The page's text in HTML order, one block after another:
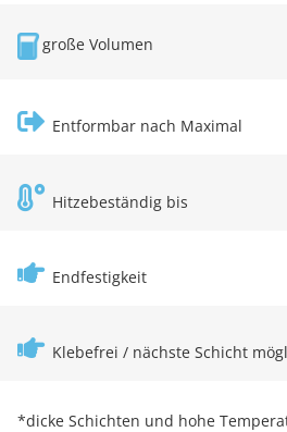
große Volumen
Entformbar nach Maximal
Hitzebeständig bis
Endfestigkeit
Klebefrei / nächste Schicht
*dicke Schichten und hohe